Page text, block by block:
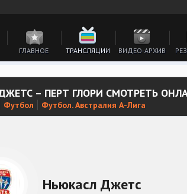
ГЛАВНОЕ ТРАНСЛЯЦИИ ВИДЕО-АРХИВ
– ПЕРТ ГЛОРИ СМОТРЕТЬ
Футбол Футбол. Австралия А-Лига
Ньюкасл Джетс